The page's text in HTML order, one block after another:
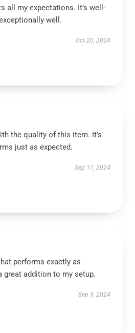
all my expectations. It’s well-
well.
Oct 20, 2024
the quality of this item. It’s
just as expected.
Sep 11, 2024
performs exactly as
great addition to my setup.
Sep 9, 2024